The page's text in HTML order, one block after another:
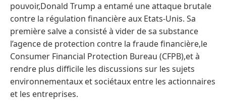
pouvoir,Donald Trump a entamé une attaque brutale
contre la régulation financière aux Etats-Unis. Sa
première salve a consisté à vider de sa substance
l’agence de protection contre la fraude financière,le
Consumer Financial Protection Bureau (CFPB),et à
rendre plus difficile les discussions sur les sujets
environnementaux et sociétaux entre les actionnaires
et les entreprises.